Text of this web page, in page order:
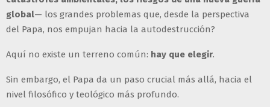
global— los grandes problemas que, desde la perspectiva
del Papa, nos empujan hacia la autodestrucción?
Aquí no existe un terreno común: hay que elegir.
Sin embargo, el Papa da un paso crucial más allá, hacia el
nivel filosófico y teológico más profundo.